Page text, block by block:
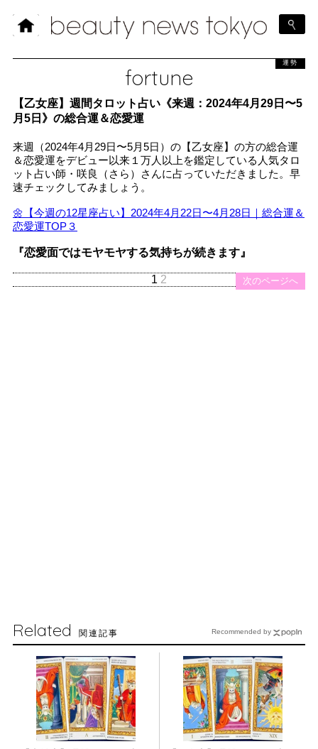
fortune
運勢
【乙女座】週間タロット占い《来週：2024年4月29日〜5
月5日》の総合運＆恋愛運
来週（2024年4月29日〜5月5日）の【乙女座】の方の総合運
＆恋愛運をデビュー以来１万人以上を鑑定している人気タロ
ット占い師・咲良（さら）さんに占っていただきました。早
速チェックしてみましょう。
🌼【今週の12星座占い】2024年4月22日〜4月28日｜総合運＆
恋愛運TOP３
『恋愛面ではモヤモヤする気持ちが続きます』
次のページへ
1 2
Related 関連記事 Recommended by